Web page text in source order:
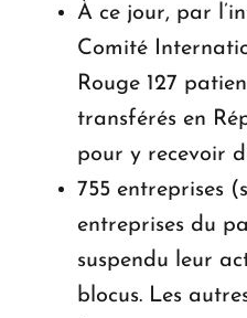
À ce jour, par
Comité
Rouge 127
transférés en
pour y recevoir
755 entreprises
entreprises du
suspendu leur
blocus. Les